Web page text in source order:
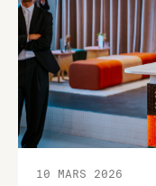
10 MARS 2026